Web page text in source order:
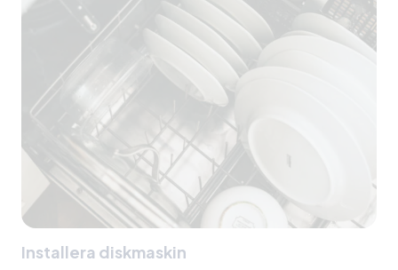
Installera diskmaskin